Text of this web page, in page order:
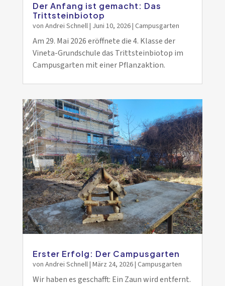
Der Anfang ist gemacht: Das
Trittsteinbiotop
von Andrei Schnell| Juni 10, 2026| Campusgarten
Am 29. Mai 2026 eröffnete die 4. Klasse der
Vineta-Grundschule das Trittsteinbiotop im
Campusgarten mit einer Pflanzaktion.
Erster Erfolg: Der Campusgarten
von Andrei Schnell| März 24, 2026| Campusgarten
Wir haben es geschafft: Ein Zaun wird entfernt.